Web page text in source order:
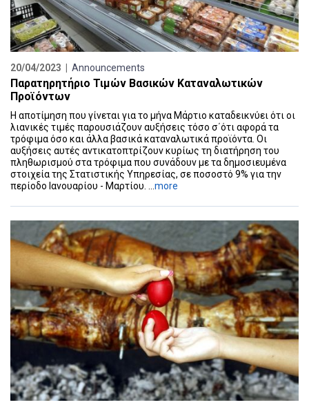
20/04/2023 | Announcements
Παρατηρητήριο Τιμών Βασικών Καταναλωτικών
Προϊόντων
Η αποτίμηση που γίνεται για το μήνα Μάρτιο καταδεικνύει ότι οι
λιανικές τιμές παρουσιάζουν αυξήσεις τόσο σ΄ότι αφορά τα
τρόφιμα όσο και άλλα βασικά καταναλωτικά προϊόντα. Οι
αυξήσεις αυτές αντικατοπτρίζουν κυρίως τη διατήρηση του
πληθωρισμού στα τρόφιμα που συνάδουν με τα δημοσιευμένα
στοιχεία της Στατιστικής Υπηρεσίας, σε ποσοστό 9% για την
περίοδο Ιανουαρίου - Μαρτίου. ... more